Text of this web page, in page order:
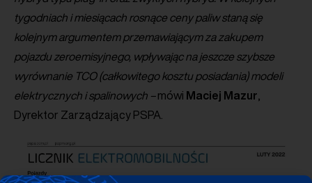
tygodniach i miesiącach rosnące ceny paliw staną się
kolejnym argumentem przemawiającym za zakupem
pojazdu zeroemisyjnego, wpływając na jeszcze szybsze
wyrównanie TCO (całkowitego kosztu posiadania) modeli
elektrycznych i spalinowych –mówi Maciej Mazur
Dyrektor Zarządzający PSPA.